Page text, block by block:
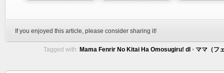
If you enjoyed this article, please consider sharing it!
Tagged with: Mama Fenrir No Kitai Ha Omosugiru! dl • ママ（フ